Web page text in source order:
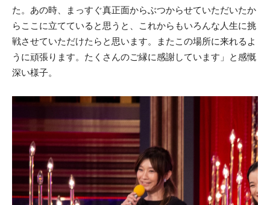
た。あの時、まっすぐ真正面からぶつからせていただいたか
らここに立てていると思うと、これからもいろんな人生に挑
戦させていただけたらと思います。またこの場所に来れるよ
うに頑張ります。たくさんのご縁に感謝しています」と感慨
深い様子。